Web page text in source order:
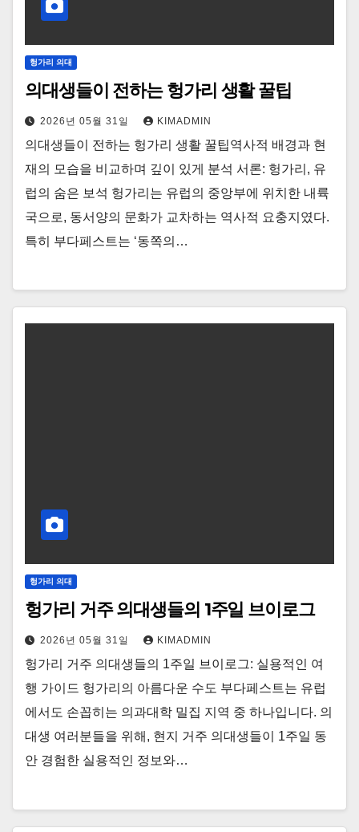
헝가리 의대
의대생들이 전하는 헝가리 생활 꿀팁
2026년 05월 31일 KIMADMIN
의대생들이 전하는 헝가리 생활 꿀팁역사적 배경과 현
재의 모습을 비교하며 깊이 있게 분석 서론: 헝가리, 유
럽의 숨은 보석 헝가리는 유럽의 중앙부에 위치한 내륙
국으로, 동서양의 문화가 교차하는 역사적 요충지였다.
특히 부다페스트는 ‘동쪽의…
헝가리 의대
헝가리 거주 의대생들의 1주일 브이로그
2026년 05월 31일 KIMADMIN
헝가리 거주 의대생들의 1주일 브이로그: 실용적인 여
행 가이드 헝가리의 아름다운 수도 부다페스트는 유럽
에서도 손꼽히는 의과대학 밀집 지역 중 하나입니다. 의
대생 여러분들을 위해, 현지 거주 의대생들이 1주일 동
안 경험한 실용적인 정보와…